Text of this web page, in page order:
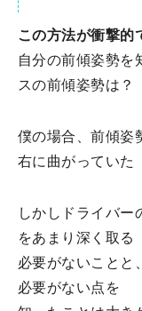
この方法が衝撃的
自分の前傾姿勢を
スの前傾姿勢は？
僕の場合、前傾姿
右に曲がっていた
しかしドライバー
をあまり深く取る
必要がないことと
必要がない点を